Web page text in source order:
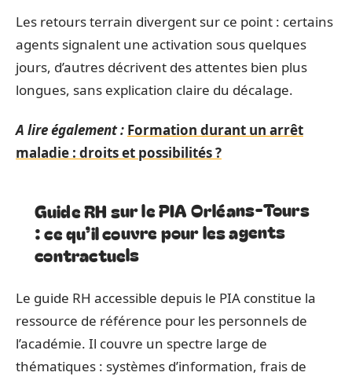
Les retours terrain divergent sur ce point : certains
agents signalent une activation sous quelques
jours, d’autres décrivent des attentes bien plus
longues, sans explication claire du décalage.
A lire également : Formation durant un arrêt
maladie : droits et possibilités ?
Guide RH sur le PIA Orléans-Tours
: ce qu’il couvre pour les agents
contractuels
Le guide RH accessible depuis le PIA constitue la
ressource de référence pour les personnels de
l’académie. Il couvre un spectre large de
thématiques : systèmes d’information, frais de